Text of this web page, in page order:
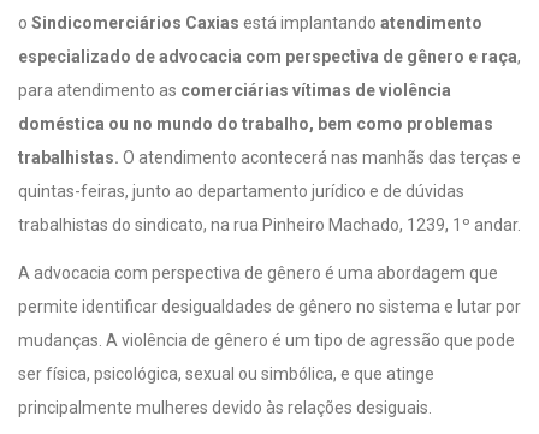
o Sindicomerciários Caxias está implantando atendimento
especializado de advocacia com perspectiva de gênero e raça,
para atendimento as comerciárias vítimas de violência
doméstica ou no mundo do trabalho, bem como problemas
trabalhistas. O atendimento acontecerá nas manhãs das terças e
quintas-feiras, junto ao departamento jurídico e de dúvidas
trabalhistas do sindicato, na rua Pinheiro Machado, 1239, 1º andar.
A advocacia com perspectiva de gênero é uma abordagem que
permite identificar desigualdades de gênero no sistema e lutar por
mudanças. A violência de gênero é um tipo de agressão que pode
ser física, psicológica, sexual ou simbólica, e que atinge
principalmente mulheres devido às relações desiguais.